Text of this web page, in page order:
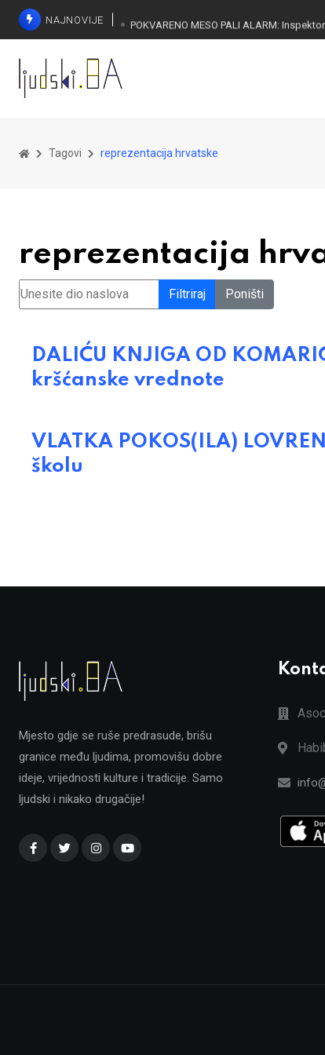
NAJNOVIJE
Tagovi reprezentacija hrvatske
reprezentacija
Unesite dio naslova Filtriraj Poništi
DALIĆU KNJIGA OD
kršćanske vrednote
VLATKA POKOS(ILA)
školu
Mjesto gdje se ruše predrasude, brišu
granice među ljudima, promovišu dobre
ideje, vrijednosti kulture i tradicije. Samo
ljudski i nikako drugačije!